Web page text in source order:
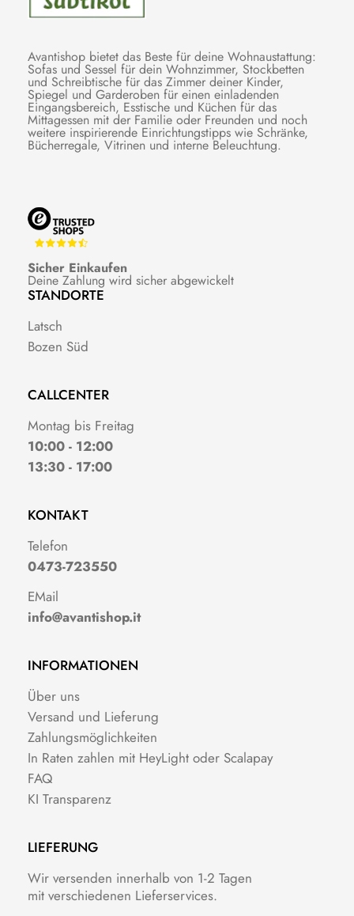
Avantishop bietet das Beste für deine Wohnaustattung:
Sofas und Sessel für dein Wohnzimmer, Stockbetten
und Schreibtische für das Zimmer deiner Kinder,
Spiegel und Garderoben für einen einladenden
Eingangsbereich, Esstische und Küchen für das
Mittagessen mit der Familie oder Freunden und noch
weitere inspirierende Einrichtungstipps wie Schränke,
Bücherregale, Vitrinen und interne Beleuchtung.
Sicher Einkaufen
Deine Zahlung wird sicher abgewickelt
STANDORTE
Latsch
Bozen Süd
CALLCENTER
Montag bis Freitag
10:00 - 12:00
13:30 - 17:00
KONTAKT
Telefon
0473-723550
EMail
info@avantishop.it
INFORMATIONEN
Über uns
Versand und Lieferung
Zahlungsmöglichkeiten
In Raten zahlen mit HeyLight oder Scalapay
FAQ
KI Transparenz
LIEFERUNG
Wir versenden innerhalb von 1-2 Tagen
mit verschiedenen Lieferservices.